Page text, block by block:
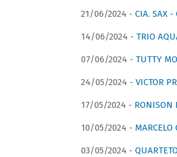
21/06/2024 - CIA. SAX
14/06/2024 - TRIO
07/06/2024 - TUTTY
24/05/2024 - VICTOR
17/05/2024 -
10/05/2024 -
03/05/2024 -